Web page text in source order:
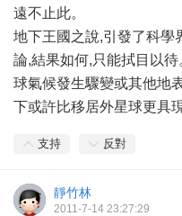
遠不止此。
地下王國之說,引發了科學
論,結果如何,只能拭目以
球氣候發生驟變或其他地
下或許比移居外星球更具
支持 反對
靜竹林
2011-7-14 23:27:29